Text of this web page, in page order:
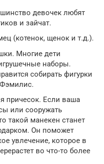
девочек любят
и зайчат.
(котенок, щенок и т.д.).
Многие дети
наборы.
собирать фигурки
причесок. Если ваша
или сооружать
такой манекен станет
Он поможет
увлечение, которое в
во что-то более